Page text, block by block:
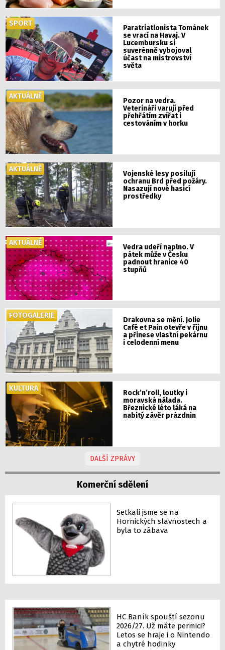
Paratriatlonista Tománek
se vrací na Havaj. V
Lucembursku si
suverénně vybojoval
účast na mistrovství
světa
SPORT
Pozor na vedra.
Veterináři varují před
přehřátím zvířat i
cestováním v horku
AKTUÁLNĚ
Vojenské lesy posilují
ochranu Brd před požáry.
Nasazují nové hasicí
prostředky
AKTUÁLNĚ
Vedra udeří naplno. V
pátek může v Česku
padnout hranice 40
stupňů
AKTUÁLNĚ
Drakovna se mění. Jolie
Café et Pain otevře v říjnu
a přinese vlastní pekárnu
i celodenní menu
FOTOGALERIE
Rock’n’roll, loutky i
moravská nálada.
Březnické léto láká na
nabitý závěr prázdnin
KULTURA
DALŠÍ ZPRÁVY
Komerční sdělení
Setkali jsme se na
Hornických slavnostech a
byla to zábava
HC Baník spouští sezonu
2026/27. Už máte permici?
Letos se hraje i o Nintendo
a chytré hodinky